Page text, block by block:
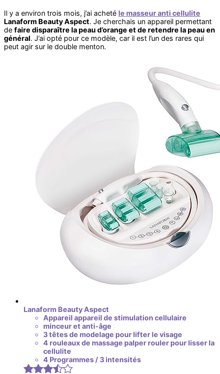
Il y a environ trois mois, j’ai acheté le masseur anti cellulite
Lanaform Beauty Aspect. Je cherchais un appareil permettant
de faire disparaître la peau d’orange et de retendre la peau en
général. J’ai opté pour ce modèle, car il est l’un des rares qui
peut agir sur le double menton.
Lanaform Beauty Aspect
Appareil appareil de stimulation cellulaire
minceur et anti-âge
3 têtes de modelage pour lifter le visage
4 rouleaux de massage palper rouler pour lisser la
cellulite
4 Programmes / 3 intensités